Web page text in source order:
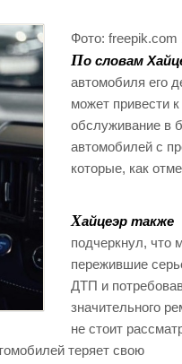
Фото: freepik.com
По словам
автомобиля его
может привести
обслуживание в
автомобилей с
которые, как
Хайцеэр также
подчеркнул, что
пережившие
ДТП и
значительного
не стоит
теряет свою